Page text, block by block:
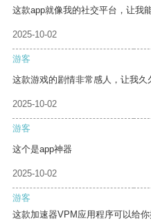
这款app就像我的社交平台，让我
2025-10-02
游客
这款游戏的剧情非常感人，让我久
2025-10-02
游客
这个是app神器
2025-10-02
游客
这款加速器VPM应用程序可以给